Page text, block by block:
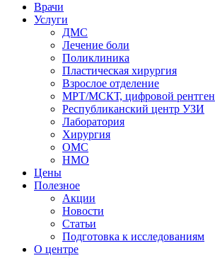
Врачи
Услуги
ДМС
Лечение боли
Поликлиника
Пластическая хирургия
Взрослое отделение
МРТ/МСКТ, цифровой рентген
Республиканский центр УЗИ
Лаборатория
Хирургия
ОМС
НМО
Цены
Полезное
Акции
Новости
Статьи
Подготовка к исследованиям
О центре